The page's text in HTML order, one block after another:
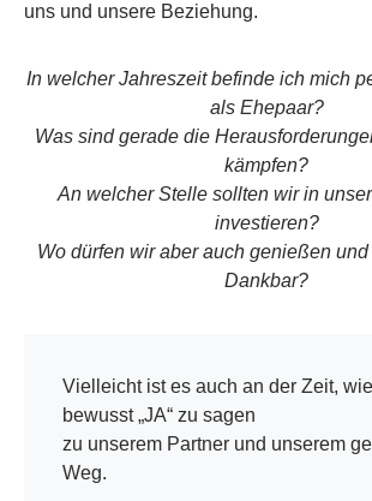
uns und unsere Beziehung.
In welcher Jahreszeit befinde ich mich
als Ehepaar?
Was sind gerade die
kämpfen?
An welcher Stelle sollten wir in
investieren?
Wo dürfen wir aber auch genießen
Dankbar?
Vielleicht ist es auch an der Zeit,
bewusst „JA“ zu sagen
zu unserem Partner und unserem
Weg.